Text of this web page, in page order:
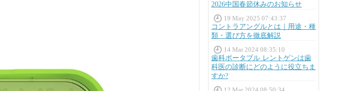
2026中国春節休みのお知らせ
19 May 2025 07:43:37
コントラアングルとは｜用途・種
類・選び方を徹底解説
14 Mar 2024 08:35:10
歯科ポータブル レントゲンは歯
科医の診断にどのように役立ちま
すか?